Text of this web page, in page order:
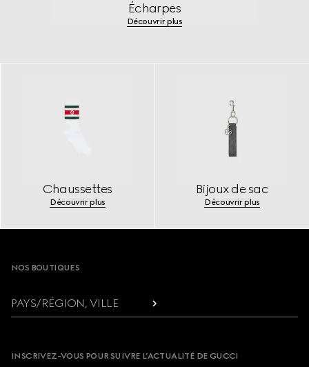
Écharpes
Découvrir plus
Chaussettes
Découvrir plus
Bijoux de sac
Découvrir plus
Footer
NOS BOUTIQUES
PAYS/RÉGION, VILLE
INSCRIVEZ-VOUS POUR SUIVRE L’ACTUALITÉ DE GUCCI